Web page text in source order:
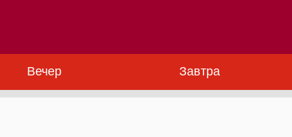
Вечер Завтра